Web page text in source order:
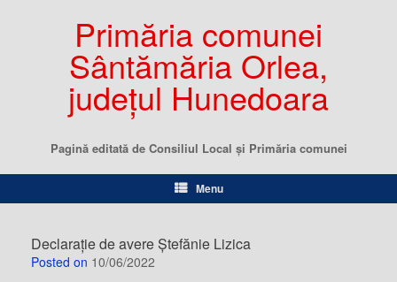
Primăria comunei
Sântămăria Orlea,
județul Hunedoara
Pagină editată de Consiliul Local şi Primăria comunei
Menu
Declarație de avere Ștefănie Lizica
Posted on 10/06/2022